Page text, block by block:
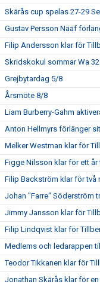
Skärås cup spelas 27-29
Gustav Persson Nääf
Filip Andersson klar för
Skridskokul sommar Wa 32
Grejbytardag 5/8
Årsmöte 8/8
Liam Burberry-Gahm
Anton Hellmyrs förlänger
Melker Westman klar för
Figge Nilsson klar för ett år
Filip Backström klar för två
Johan "Farre" Söderström
Jimmy Jansson klar för
Filip Lindqvist klar för
Medlems och ledarappen
Teodor Tikkanen klar för
Jonathan Skärås klar för